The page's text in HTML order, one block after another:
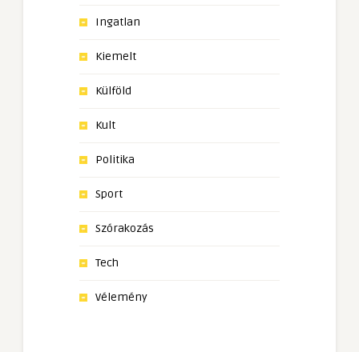
Ingatlan
Kiemelt
Külföld
Kult
Politika
Sport
Szórakozás
Tech
Vélemény